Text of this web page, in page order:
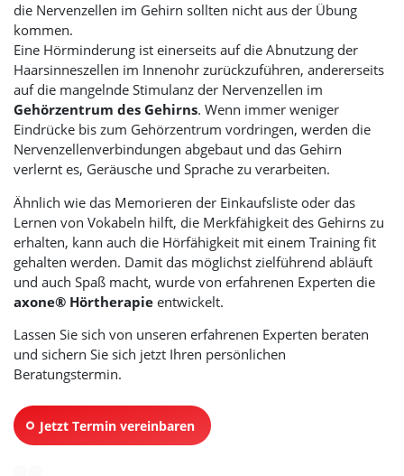
die Nervenzellen im Gehirn sollten nicht aus der Übung
kommen.
Eine Hörminderung ist einerseits auf die Abnutzung der
Haarsinneszellen im Innenohr zurückzuführen, andererseits
auf die mangelnde Stimulanz der Nervenzellen im
Gehörzentrum des Gehirns. Wenn immer weniger
Eindrücke bis zum Gehörzentrum vordringen, werden die
Nervenzellenverbindungen abgebaut und das Gehirn
verlernt es, Geräusche und Sprache zu verarbeiten.
Ähnlich wie das Memorieren der Einkaufsliste oder das
Lernen von Vokabeln hilft, die Merkfähigkeit des Gehirns zu
erhalten, kann auch die Hörfähigkeit mit einem Training fit
gehalten werden. Damit das möglichst zielführend abläuft
und auch Spaß macht, wurde von erfahrenen Experten die
axone® Hörtherapie entwickelt.
Lassen Sie sich von unseren erfahrenen Experten beraten
und sichern Sie sich jetzt Ihren persönlichen
Beratungstermin.
Jetzt Termin vereinbaren